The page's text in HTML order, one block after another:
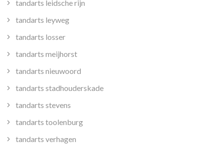
tandarts leidsche rijn
tandarts leyweg
tandarts losser
tandarts meijhorst
tandarts nieuwoord
tandarts stadhouderskade
tandarts stevens
tandarts toolenburg
tandarts verhagen